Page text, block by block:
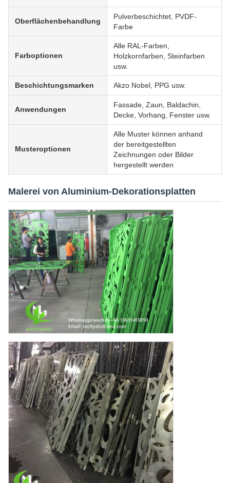
Oberflächenbehandlung
Pulverbeschichtet, PVDF-
Farbe
Farboptionen
Alle RAL-Farben,
Holzkornfarben, Steinfarben
usw.
Beschichtungsmarken Akzo Nobel, PPG usw.
Anwendungen
Fassade, Zaun, Baldachin,
Decke, Vorhang, Fenster usw.
Musteroptionen
Alle Muster können anhand
der bereitgestellten
Zeichnungen oder Bilder
hergestellt werden
Malerei von Aluminium-Dekorationsplatten